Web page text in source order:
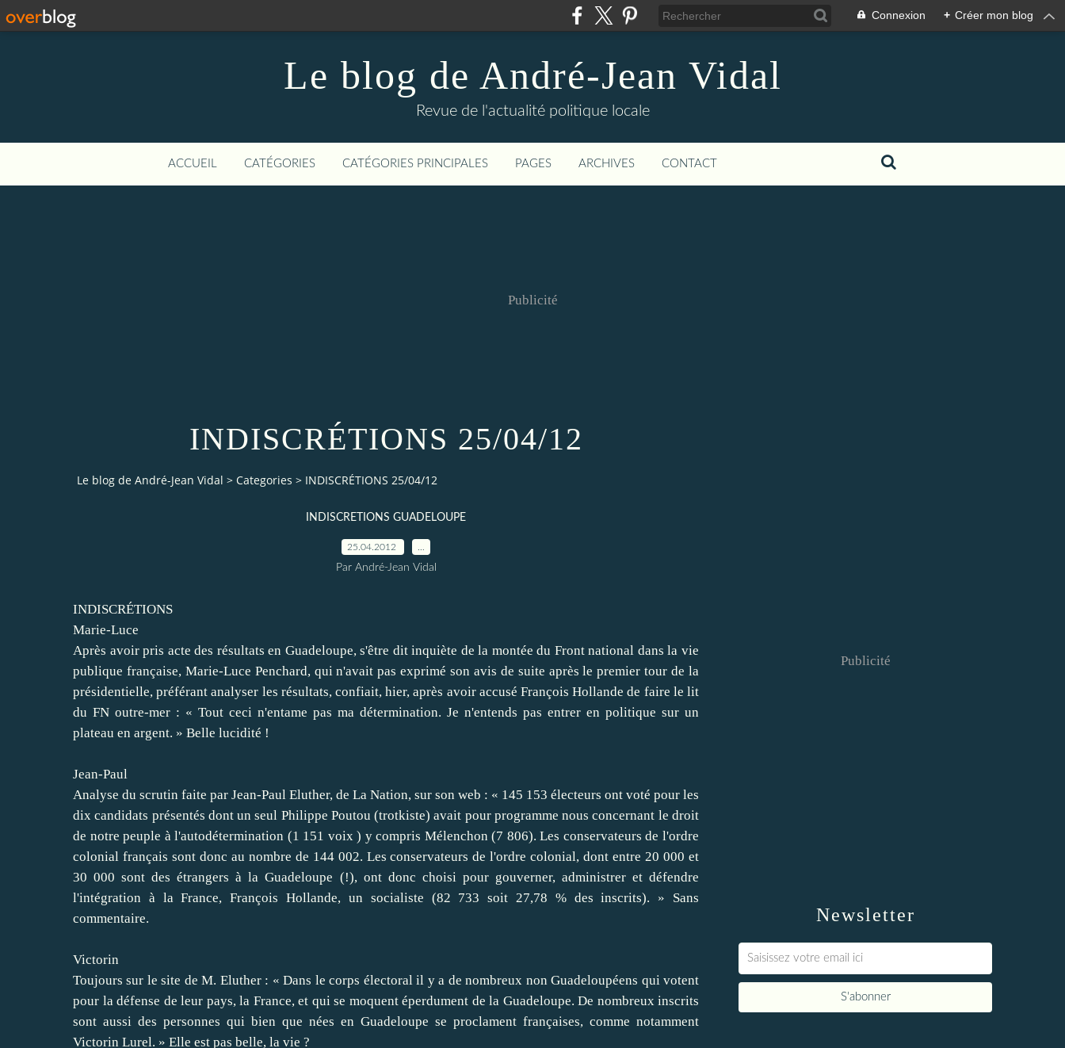
Connexion + Créer mon blog
Le blog de André-Jean Vidal
Revue de l'actualité politique locale
ACCUEIL CATÉGORIES CATÉGORIES PRINCIPALES PAGES ARCHIVES CONTACT
Publicité
INDISCRÉTIONS 25/04/12
Le blog de André-Jean Vidal > Categories > INDISCRÉTIONS 25/04/12
INDISCRETIONS GUADELOUPE
25.04.2012
Par André-Jean Vidal
INDISCRÉTIONS
Marie-Luce
Après avoir pris acte des résultats en Guadeloupe, s'être dit inquiète de la montée du Front national dans la vie
publique française, Marie-Luce Penchard, qui n'avait pas exprimé son avis de suite après le premier tour de la
présidentielle, préférant analyser les résultats, confiait, hier, après avoir accusé François Hollande de faire le lit
du FN outre-mer : « Tout ceci n'entame pas ma détermination. Je n'entends pas entrer en politique sur un
plateau en argent. » Belle lucidité !
Jean-Paul
Analyse du scrutin faite par Jean-Paul Eluther, de La Nation, sur son web : « 145 153 électeurs ont voté pour les
dix candidats présentés dont un seul Philippe Poutou (trotkiste) avait pour programme nous concernant le droit
de notre peuple à l'autodétermination (1 151 voix ) y compris Mélenchon (7 806). Les conservateurs de l'ordre
colonial français sont donc au nombre de 144 002. Les conservateurs de l'ordre colonial, dont entre 20 000 et
30 000 sont des étrangers à la Guadeloupe (!), ont donc choisi pour gouverner, administrer et défendre
l'intégration à la France, François Hollande, un socialiste (82 733 soit 27,78 % des inscrits). » Sans
commentaire.
Victorin
Toujours sur le site de M. Eluther : « Dans le corps électoral il y a de nombreux non Guadeloupéens qui votent
pour la défense de leur pays, la France, et qui se moquent éperdument de la Guadeloupe. De nombreux inscrits
sont aussi des personnes qui bien que nées en Guadeloupe se proclament françaises, comme notamment
Victorin Lurel. » Elle est pas belle, la vie ?
Newsletter
Publicité